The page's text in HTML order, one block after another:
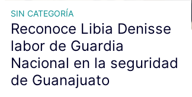
SIN CATEGORÍA
Reconoce Libia Denisse
labor de Guardia
Nacional en la seguridad
de Guanajuato